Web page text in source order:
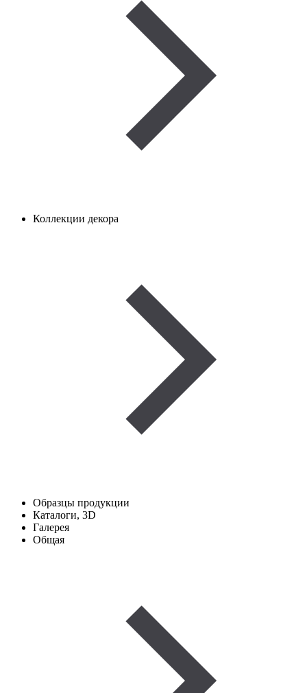
Коллекции декора
Образцы продукции
Каталоги, 3D
Галерея
Общая